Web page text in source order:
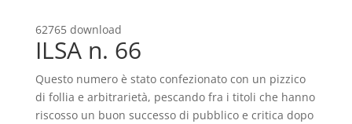
62765 download
ILSA n. 66
Questo numero è stato confezionato con un pizzico
di follia e arbitrarietà, pescando fra i titoli che hanno
riscosso un buon successo di pubblico e critica dopo